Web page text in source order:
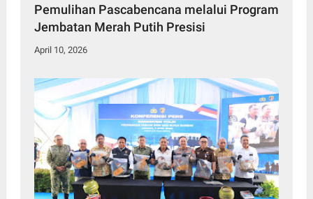
Pemulihan Pascabencana melalui Program
Jembatan Merah Putih Presisi
April 10, 2026